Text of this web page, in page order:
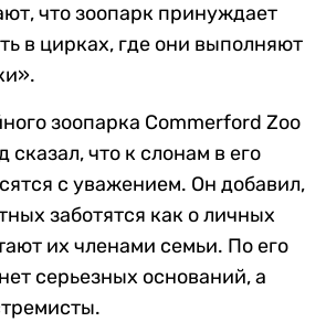
что зоопарк принуждает
в цирках, где они выполняют
зоопарка Commerford Zoo
что к слонам в его
с уважением. Он добавил,
заботятся как о личных
их членами семьи. По его
серьезных оснований, а